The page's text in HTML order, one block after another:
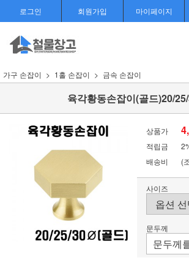
로그인 회원가입 마이페이지
가구 손잡이 1홀 손잡이 금속 손잡이
육각황동손잡이(골드)20/
상품가
적립금
배송비
(
사이즈
문두께